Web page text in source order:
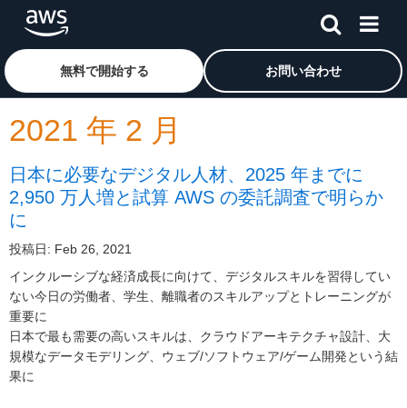
メインコンテンツに移動
アマゾン ウェブ サービスのホームページに戻るには、こ
無料で開始する お問い合わせ
2021 年 2 月
日本に必要なデジタル人材、2025 年までに
2,950 万人増と試算 AWS の委託調査で明らか
に
投稿日: Feb 26, 2021
インクルーシブな経済成長に向けて、デジタルスキルを習得してい
ない今日の労働者、学生、離職者のスキルアップとトレーニングが
重要に
日本で最も需要の高いスキルは、クラウドアーキテクチャ設計、大
規模なデータモデリング、ウェブ/ソフトウェア/ゲーム開発という結
果に